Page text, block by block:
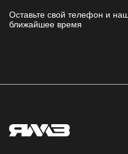
Оставьте свой телефон и
ближайшее время